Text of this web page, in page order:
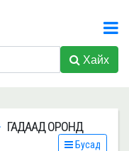
Хайх
ГАДААД ОРОНД
Бусад